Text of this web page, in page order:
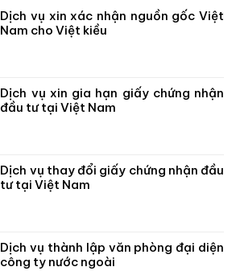
Dịch vụ xin xác nhận nguồn gốc Việt
Nam cho Việt kiều
Dịch vụ xin gia hạn giấy chứng nhận
đầu tư tại Việt Nam
Dịch vụ thay đổi giấy chứng nhận đầu
tư tại Việt Nam
Dịch vụ thành lập văn phòng đại diện
công ty nước ngoài